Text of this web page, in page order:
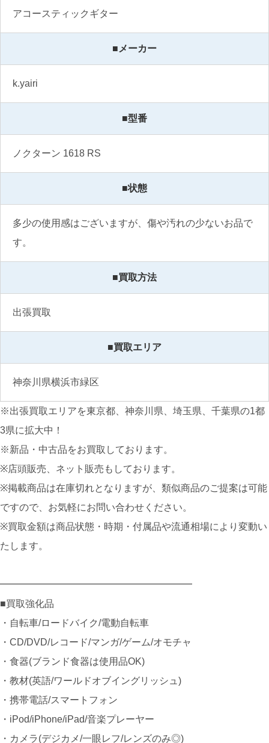
アコースティックギター
■メーカー
k.yairi
■型番
ノクターン 1618 RS
■状態
多少の使用感はございますが、傷や汚れの少ないお品で
す。
■買取方法
出張買取
■買取エリア
神奈川県横浜市緑区
※出張買取エリアを東京都、神奈川県、埼玉県、千葉県の1都
3県に拡大中！
※新品・中古品をお買取しております。
※店頭販売、ネット販売もしております。
※掲載商品は在庫切れとなりますが、類似商品のご提案は可能
ですので、お気軽にお問い合わせください。
※買取金額は商品状態・時期・付属品や流通相場により変動い
たします。
━━━━━━━━━━━━━━━━━━━━
■買取強化品
・自転車/ロードバイク/電動自転車
・CD/DVD/レコード/マンガ/ゲーム/オモチャ
・食器(ブランド食器は使用品OK)
・教材(英語/ワールドオブイングリッシュ)
・携帯電話/スマートフォン
・iPod/iPhone/iPad/音楽プレーヤー
・カメラ(デジカメ/一眼レフ/レンズのみ◎)